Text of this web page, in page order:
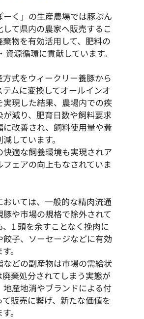
ーく」の生産農場では豚ぷん
して県内の農家へ販売するこ
棄物を有効活用して、肥料の
資源循環に貢献しています。
方式をウィークリー養豚から
ムに変換してオールインオ
実現した結果、農場内での疾
減り、肥育日数や飼料要求
に改善され、飼料使用量や糞
しています。
快適な飼養環境も実現されア
フェアの向上もなされていま
おいては、一般的な精肉流通
豚や市場の規格で除外されて
、1 頭を余すことなく挽肉に
餃子、ソーセージなどに有効
。
などの副産物は市場の需給状
棄処分されてしまう実態が
地産地消やブランドによる付
販売に繋げ、新たな価値を
。